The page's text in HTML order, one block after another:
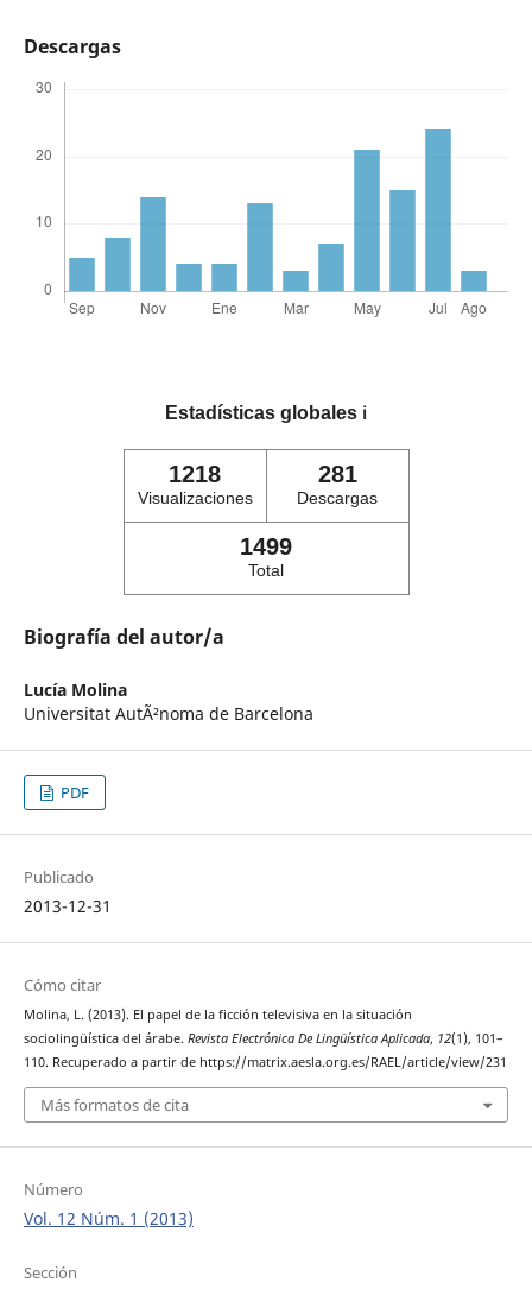
Descargas
Estadísticas globales ℹ️
1218
Visualizaciones
281
Descargas
1499
Total
Biografía del autor/a
Lucía Molina
Universitat AutÃ²noma de Barcelona
PDF
Publicado
2013-12-31
Cómo citar
Molina, L. (2013). El papel de la ficción televisiva en la situación
sociolingüística del árabe. Revista Electrónica De Lingüística Aplicada, 12(1), 101–
110. Recuperado a partir de https://matrix.aesla.org.es/RAEL/article/view/231
Más formatos de cita
Número
Vol. 12 Núm. 1 (2013)
Sección